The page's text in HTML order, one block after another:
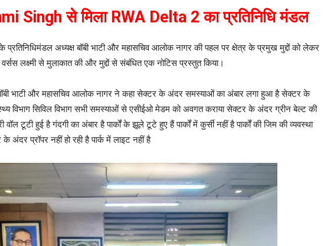
Singh से मिला RWA Delta 2 का प्रतिनिधि मंडल
अध्यक्ष बॉबी भाटी और महासचिव आलोक नागर की पहल पर क्षेत्र के प्रमुख मुद्दों को लेकर
लक्ष्मी से मुलाकात की और मुद्दों से संबंधित एक नोटिस प्रस्तुत किया।
भाटी और महासचिव आलोक नागर ने कहा सेक्टर के अंदर समस्याओं का अंबार लगा हुआ है सेक्टर के
विभाग सिविल विभाग सभी समस्याओं से एसीईओ मेडम को अवगत कराया सेक्टर के अंदर ग्रीन बेल्ट की
टूटी हुई है गंदगी का अंबार है पार्कों के झूले टूटे हुए हैं पार्कों में कुर्सी नहीं है पार्कों की जिम की व्यवस्था
प्रॉपर नहीं हो रही है पार्क में लाइट नहीं है